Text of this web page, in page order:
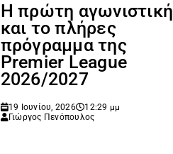
H πρώτη αγωνιστική
και το πλήρες
πρόγραμμα της
Premier League
2026/2027
19 Ιουνίου, 2026
12:29 μμ
Γιώργος Πενόπουλος